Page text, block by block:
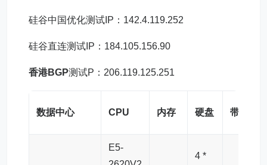
硅谷中国优化测试IP：142.4.119.252
硅谷直连测试IP：184.105.156.90
香港BGP测试P：206.119.125.251
数据中心 CPU 内存 硬盘 带宽
E5-
4 *